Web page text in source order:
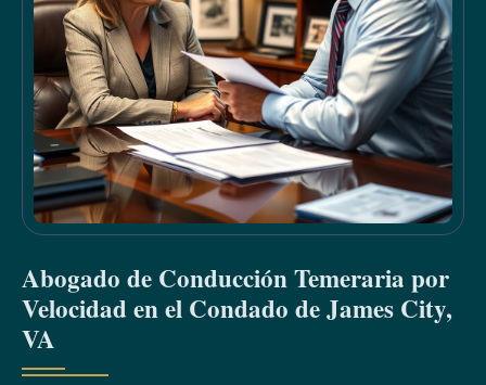
Abogado de Conducción Temeraria por
Velocidad en el Condado de James City,
VA